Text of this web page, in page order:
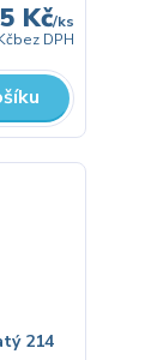
Kč/ks
bez DPH